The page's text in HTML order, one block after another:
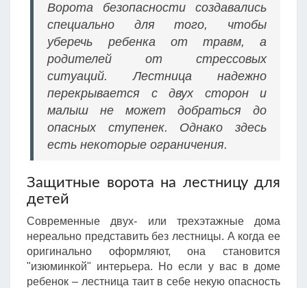
Ворота безопасности создавались
специально для того, чтобы
уберечь ребенка от травм, а
родителей от стрессовых
ситуаций. Лестница надежно
перекрывается с двух сторон и
малыш не может добраться до
опасных ступенек. Однако здесь
есть некоторые ограничения.
Защитные ворота на лестницу для
детей
Современные двух- или трехэтажные дома
нереально представить без лестницы. А когда ее
оригинально оформляют, она становится
"изюминкой" интерьера. Но если у вас в доме
ребенок – лестница таит в себе некую опасность